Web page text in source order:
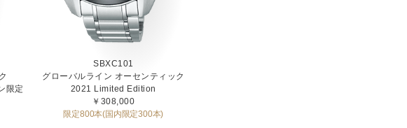
限定
SBXC101
グローバルライン オーセンティック
2021 Limited Edition
￥308,000
限定800本(国内限定300本)